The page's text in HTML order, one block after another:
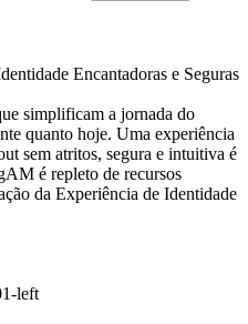
Encantadoras e Seguras
simplificam a jornada do
quanto hoje. Uma experiência
sem atritos, segura e intuitiva é
é repleto de recursos
da Experiência de Identidade
left